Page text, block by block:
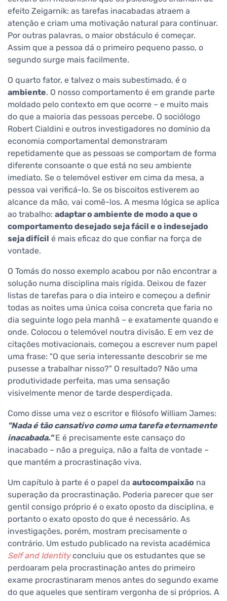
efeito Zeigarnik: as tarefas inacabadas atraem a
atenção e criam uma motivação natural para continuar.
Por outras palavras, o maior obstáculo é começar.
Assim que a pessoa dá o primeiro pequeno passo, o
segundo surge mais facilmente.
O quarto fator, e talvez o mais subestimado, é o
ambiente. O nosso comportamento é em grande parte
moldado pelo contexto em que ocorre – e muito mais
do que a maioria das pessoas percebe. O sociólogo
Robert Cialdini e outros investigadores no domínio da
economia comportamental demonstraram
repetidamente que as pessoas se comportam de forma
diferente consoante o que está no seu ambiente
imediato. Se o telemóvel estiver em cima da mesa, a
pessoa vai verificá-lo. Se os biscoitos estiverem ao
alcance da mão, vai comê-los. A mesma lógica se aplica
ao trabalho: adaptar o ambiente de modo a que o
comportamento desejado seja fácil e o indesejado
seja difícil é mais eficaz do que confiar na força de
vontade.
O Tomás do nosso exemplo acabou por não encontrar a
solução numa disciplina mais rígida. Deixou de fazer
listas de tarefas para o dia inteiro e começou a definir
todas as noites uma única coisa concreta que faria no
dia seguinte logo pela manhã – e exatamente quando e
onde. Colocou o telemóvel noutra divisão. E em vez de
citações motivacionais, começou a escrever num papel
uma frase: "O que seria interessante descobrir se me
pusesse a trabalhar nisso?" O resultado? Não uma
produtividade perfeita, mas uma sensação
visivelmente menor de tarde desperdiçada.
Como disse uma vez o escritor e filósofo William James:
"Nada é tão cansativo como uma tarefa eternamente
inacabada."E é precisamente este cansaço do
inacabado – não a preguiça, não a falta de vontade –
que mantém a procrastinação viva.
Um capítulo à parte é o papel da autocompaixão na
superação da procrastinação. Poderia parecer que ser
gentil consigo próprio é o exato oposto da disciplina, e
portanto o exato oposto do que é necessário. As
investigações, porém, mostram precisamente o
contrário. Um estudo publicado na revista académica
Self and Identityconcluiu que os estudantes que se
perdoaram pela procrastinação antes do primeiro
exame procrastinaram menos antes do segundo exame
do que aqueles que sentiram vergonha de si próprios. A